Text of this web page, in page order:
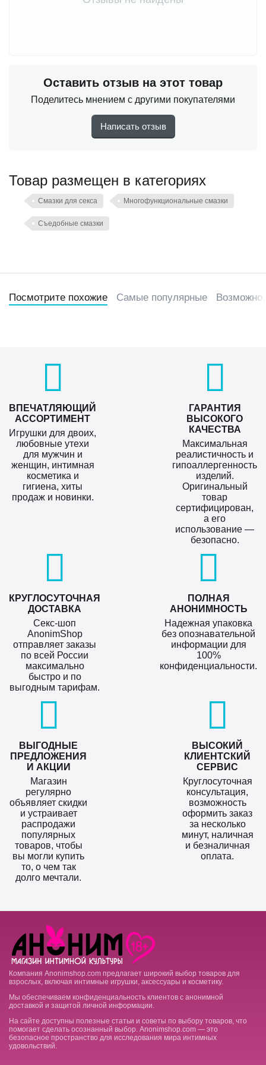
Оставить отзыв на этот товар
Поделитесь мнением с другими покупателями
Написать отзыв
Товар размещен в категориях
Смазки для секса Многофункциональные смазки
Съедобные смазки
Посмотрите похожие Самые популярные Возможно,
ВПЕЧАТЛЯЮЩИЙ
АССОРТИМЕНТ
Игрушки для двоих,
любовные утехи
для мужчин и
женщин, интимная
косметика и
гигиена, хиты
продаж и новинки.
ГАРАНТИЯ
ВЫСОКОГО
КАЧЕСТВА
Максимальная
реалистичность и
гипоаллергенность
изделий.
Оригинальный
товар
сертифицирован,
а его
использование —
безопасно.
КРУГЛОСУТОЧНАЯ
ДОСТАВКА
Секс-шоп
AnonimShop
отправляет заказы
по всей России
максимально
быстро и по
выгодным тарифам.
ПОЛНАЯ
АНОНИМНОСТЬ
Надежная упаковка
без опознавательной
информации для
100%
конфиденциальности.
ВЫГОДНЫЕ
ПРЕДЛОЖЕНИЯ
И АКЦИИ
Магазин
регулярно
объявляет скидки
и устраивает
распродажи
популярных
товаров, чтобы
вы могли купить
то, о чем так
долго мечтали.
ВЫСОКИЙ
КЛИЕНТСКИЙ
СЕРВИС
Круглосуточная
консультация,
возможность
оформить заказ
за несколько
минут, наличная
и безналичная
оплата.
Компания Anonimshop.com предлагает широкий выбор товаров для
взрослых, включая интимные игрушки, аксессуары и косметику.
Мы обеспечиваем конфиденциальность клиентов с анонимной
доставкой и защитой личной информации.
На сайте доступны полезные статьи и советы по выбору товаров, что
помогает сделать осознанный выбор. Anonimshop.com — это
безопасное пространство для исследования мира интимных
удовольствий.